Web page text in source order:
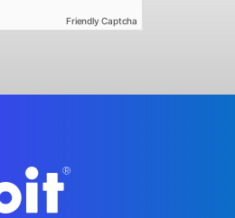
Friendly Captcha